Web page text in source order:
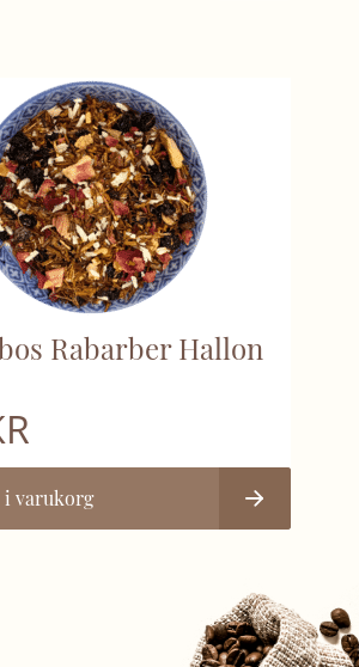
Rabarber Hallon
i varukorg